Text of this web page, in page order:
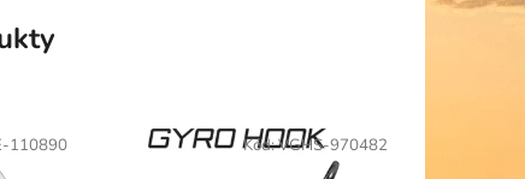
110890 Kód:VGHS-970482